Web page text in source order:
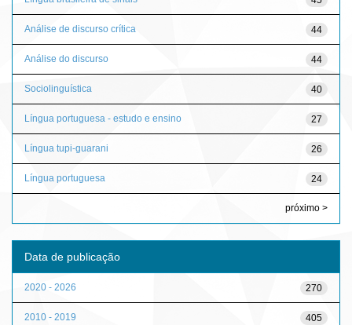
44
Análise de discurso crítica
44
Análise do discurso
40
Sociolinguística
27
Língua portuguesa - estudo e ensino
26
Língua tupi-guarani
24
Língua portuguesa
próximo >
Data de publicação
270
2020 - 2026
405
2010 - 2019